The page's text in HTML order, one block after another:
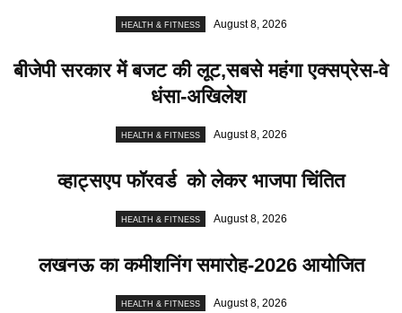
HEALTH & FITNESS August 8, 2026
बीजेपी सरकार में बजट की लूट,सबसे महंगा एक्सप्रेस-वे
धंसा-अखिलेश
HEALTH & FITNESS August 8, 2026
व्हाट्सएप फॉरवर्ड को लेकर भाजपा चिंतित
HEALTH & FITNESS August 8, 2026
लखनऊ का कमीशनिंग समारोह-2026 आयोजित
HEALTH & FITNESS August 8, 2026